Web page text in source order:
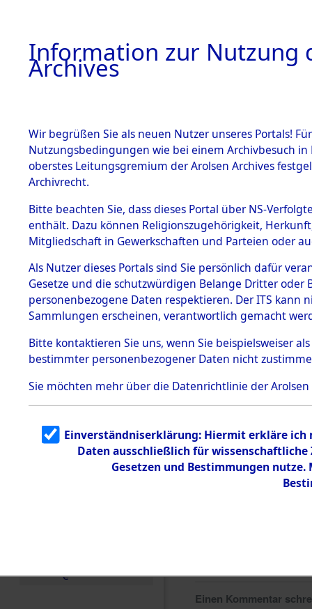
BESTÄNDE
1.
mente
5. Verschiedenes
5.3
Todesmärsche
5.3.1 Alliierte
Erhebungen
zu
Todesmärsch
en
5.3.2
g
5.3.3
Todesmärsch
e
Fronberg.
0089
Einen Kommentar
Information zur Nutzung
Archives
Wir begrüßen Sie als neuen Nutzer unseres Portals!
Nutzungsbedingungen wie bei einem Archivbesuch
oberstes Leitungsgremium der Arolsen Archives
Archivrecht.
Bitte beachten Sie, dass dieses Portal über NS-
enthält. Dazu können Religionszugehörigkeit,
Mitgliedschaft in Gewerkschaften und Parteien oder
Als Nutzer dieses Portals sind Sie persönlich dafür
Gesetze und die schutzwürdigen Belange Dritter
personenbezogene Daten respektieren. Der ITS
Sammlungen erscheinen, verantwortlich gemacht
Bitte kontaktieren Sie uns, wenn Sie beispielsweiser
bestimmter personenbezogener Daten nicht
Sie möchten mehr über die Datenrichtlinie der Arolsen
Einverständniserklärung: Hiermit erkläre ich
Daten ausschließlich für
Gesetzen und Bestimmungen